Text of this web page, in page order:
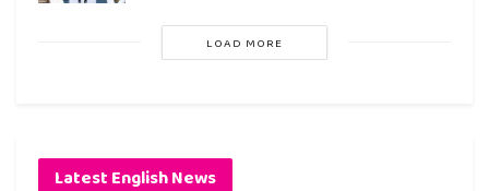
LOAD MORE
Latest English News